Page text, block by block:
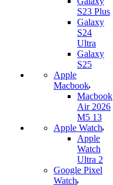
S23 Plus
Galaxy
S24
Ultra
Galaxy
S25
Apple
Macbook
Macbook
Air 2026
M5 13
Apple Watch
Apple
Watch
Ultra 2
Google Pixel
Watch